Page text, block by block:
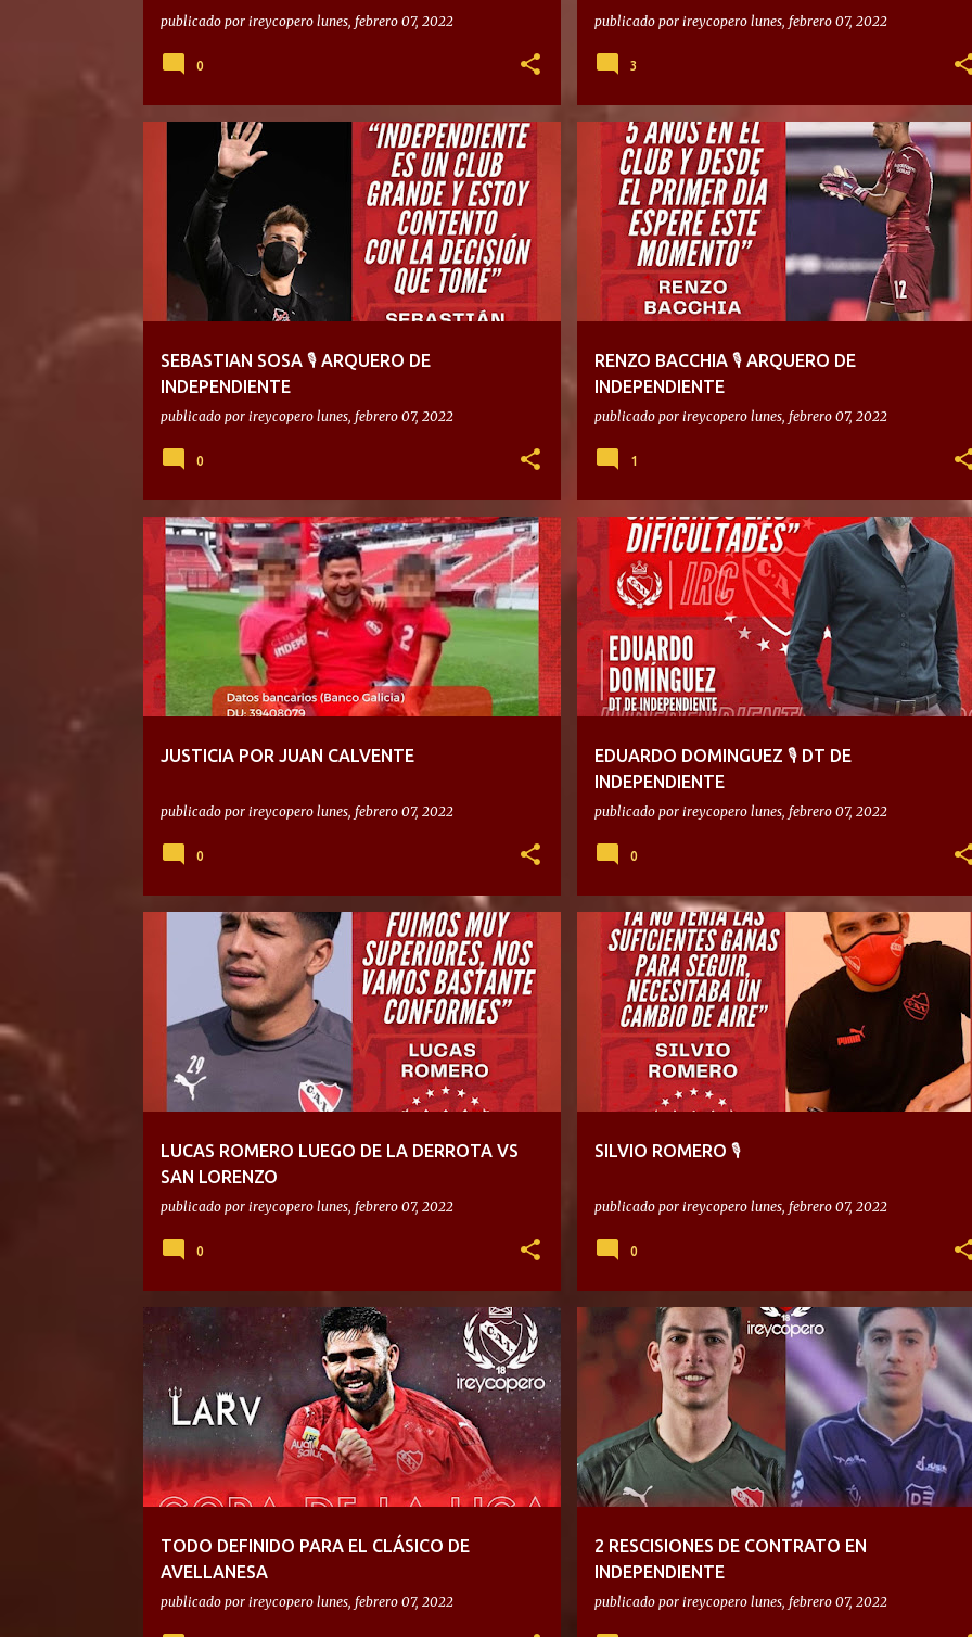
publicado por ireycopero lunes, febrero 07, 2022
0
publicado por ireycopero lunes, febrero 07, 2022
3
SEBASTIAN SOSA 🎙 ARQUERO DE
INDEPENDIENTE
publicado por ireycopero lunes, febrero 07, 2022
0
RENZO BACCHIA 🎙 ARQUERO DE
INDEPENDIENTE
publicado por ireycopero lunes, febrero 07, 2022
1
JUSTICIA POR JUAN CALVENTE
publicado por ireycopero lunes, febrero 07, 2022
0
EDUARDO DOMINGUEZ 🎙 DT DE
INDEPENDIENTE
publicado por ireycopero lunes, febrero 07, 2022
0
LUCAS ROMERO LUEGO DE LA DERROTA VS
SAN LORENZO
publicado por ireycopero lunes, febrero 07, 2022
0
SILVIO ROMERO 🎙
publicado por ireycopero lunes, febrero 07, 2022
0
TODO DEFINIDO PARA EL CLÁSICO DE
AVELLANESA
publicado por ireycopero lunes, febrero 07, 2022
2 RESCISIONES DE CONTRATO EN
INDEPENDIENTE
publicado por ireycopero lunes, febrero 07, 2022